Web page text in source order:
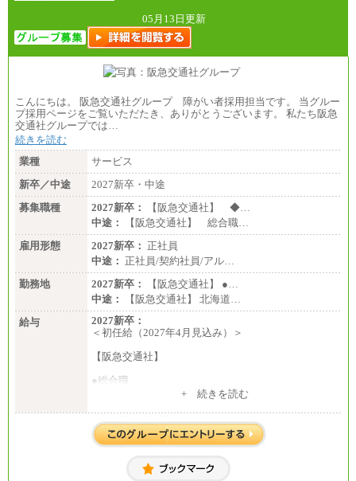
05月13日更新
こんにちは。 阪急交通社グループ 障がい者採用担当です。 当グルー
プ採用ページをご覧いただたき、ありがとうございます。 私たち阪急
交通社グループでは…
続きを読む
業種
サービス
新卒／中途
2027新卒・中途
募集職種
2027新卒：
【阪急交通社】 ◆…
中途：
【阪急交通社】 総合職…
雇用形態
2027新卒： 正社員
中途： 正社員/契約社員/アル…
勤務地
2027新卒：
【阪急交通社】 ●…
中途：
【阪急交通社】 北海道…
給与
2027新卒：
＜初任給（2027年4月見込み）＞
【阪急交通社】
●総合職
(※3)、239,000円(※4)、237,000円（※5）
・専門・短大卒
(※3)、218,500円(※4)、216,500円（※5）
+ 続きを読む